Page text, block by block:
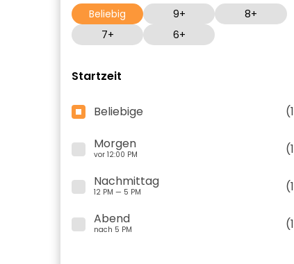
Beliebig 9+
8+
7+
6+
Startzeit
Beliebige
Morgen
vor 12:00 PM
Nachmittag
12 PM — 5 PM
Abend
nach 5 PM